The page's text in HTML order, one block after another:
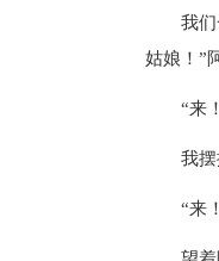
我
姑娘！”
“来
我
“来